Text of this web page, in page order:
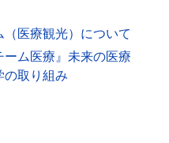
（医療観光）について
ム医療』未来の医療
の取り組み